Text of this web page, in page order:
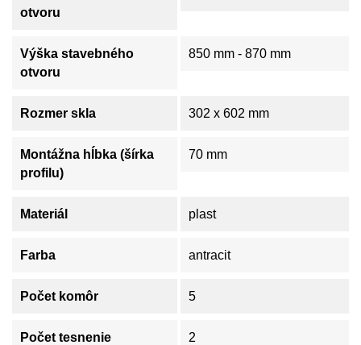
otvoru
Výška stavebného
otvoru
850 mm - 870 mm
Rozmer skla 302 x 602 mm
Montážna hĺbka (šírka
profilu)
70 mm
Materiál plast
Farba antracit
Počet komôr 5
Počet tesnenie 2